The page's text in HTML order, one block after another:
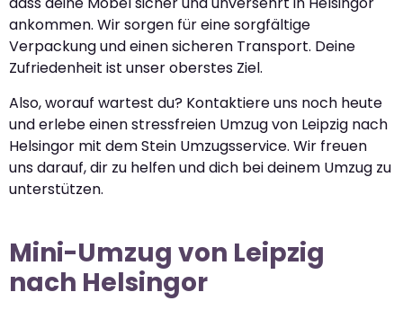
ankommen. Wir sorgen für eine sorgfältige
Verpackung und einen sicheren Transport. Deine
Zufriedenheit ist unser oberstes Ziel.
Also, worauf wartest du? Kontaktiere uns noch heute
und erlebe einen stressfreien Umzug von Leipzig nach
Helsingor mit dem Stein Umzugsservice. Wir freuen
uns darauf, dir zu helfen und dich bei deinem Umzug zu
unterstützen.
Mini-Umzug von Leipzig
nach Helsingor